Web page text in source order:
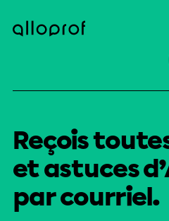
Reçois
et astuces
par courriel.